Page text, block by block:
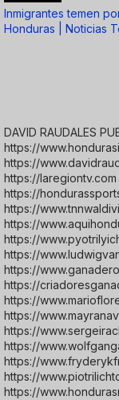
Inmigrantes temen
Honduras | Noticias
DAVID RAUDALES
https://
https://
https://
https://
https://
https://
https://
https://
https://
https://
https://
https://
https://
https://
https://
https://
https://